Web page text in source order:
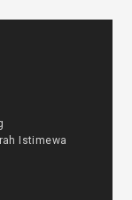
Istimewa